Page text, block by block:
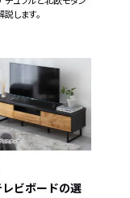
します。
ビボードの選